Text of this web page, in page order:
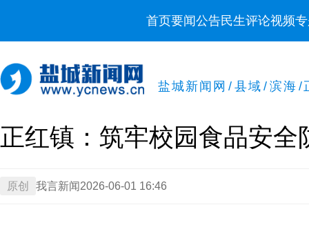
首页要闻公告民生评论视频
盐城新闻网 / 县域 / 滨海 /
正红镇：筑牢校园食品安全
原创 我言新闻 2026-06-01 16:46